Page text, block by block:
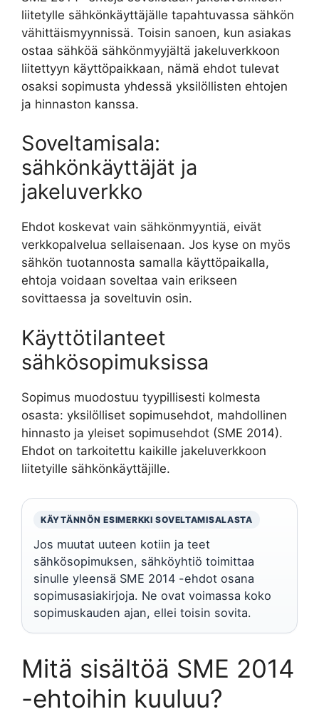
liitetylle sähkönkäyttäjälle tapahtuvassa sähkön
vähittäismyynnissä. Toisin sanoen, kun asiakas
ostaa sähköä sähkönmyyjältä jakeluverkkoon
liitettyyn käyttöpaikkaan, nämä ehdot tulevat
osaksi sopimusta yhdessä yksilöllisten ehtojen
ja hinnaston kanssa.
Soveltamisala:
sähkönkäyttäjät ja
jakeluverkko
Ehdot koskevat vain sähkönmyyntiä, eivät
verkkopalvelua sellaisenaan. Jos kyse on myös
sähkön tuotannosta samalla käyttöpaikalla,
ehtoja voidaan soveltaa vain erikseen
sovittaessa ja soveltuvin osin.
Käyttötilanteet
sähkösopimuksissa
Sopimus muodostuu tyypillisesti kolmesta
osasta: yksilölliset sopimusehdot, mahdollinen
hinnasto ja yleiset sopimusehdot (SME 2014).
Ehdot on tarkoitettu kaikille jakeluverkkoon
liitetyille sähkönkäyttäjille.
KÄYTÄNNÖN ESIMERKKI SOVELTAMISALASTA
Jos muutat uuteen kotiin ja teet
sähkösopimuksen, sähköyhtiö toimittaa
sinulle yleensä SME 2014 -ehdot osana
sopimusasiakirjoja. Ne ovat voimassa koko
sopimuskauden ajan, ellei toisin sovita.
Mitä sisältöä SME 2014
-ehtoihin kuuluu?